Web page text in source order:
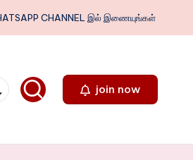
CHANNEL இல் இணையுங்கள்
join now